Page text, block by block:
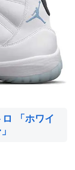
「ホワイ